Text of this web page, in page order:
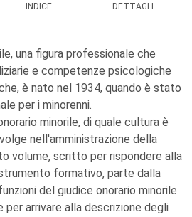
INDICE DETTAGLI
una figura professionale che
e competenze psicologiche
è nato nel 1934, quando è stato
per i minorenni.
minorile, di quale cultura è
nell'amministrazione della
volume, scritto per rispondere alla
formativo, parte dalla
del giudice onorario minorile
arrivare alla descrizione degli